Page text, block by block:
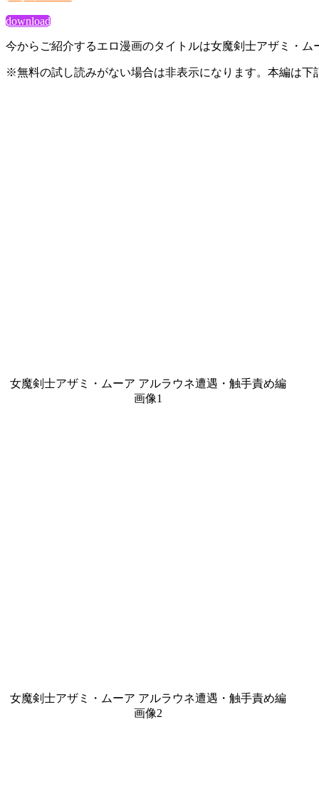
download
今からご紹介するエロ漫画のタイトルは女魔剣士アザミ・
※無料の試し読みがない場合は非表示になります。本編は下
女魔剣士アザミ・ムーア アルラウネ遭遇・触手責め編
画像1
女魔剣士アザミ・ムーア アルラウネ遭遇・触手責め編
画像2